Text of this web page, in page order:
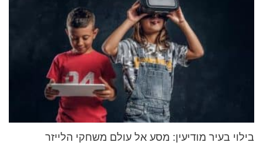
בילוי בעיר מודיעין: מסע אל עולם משחקי הלייזר